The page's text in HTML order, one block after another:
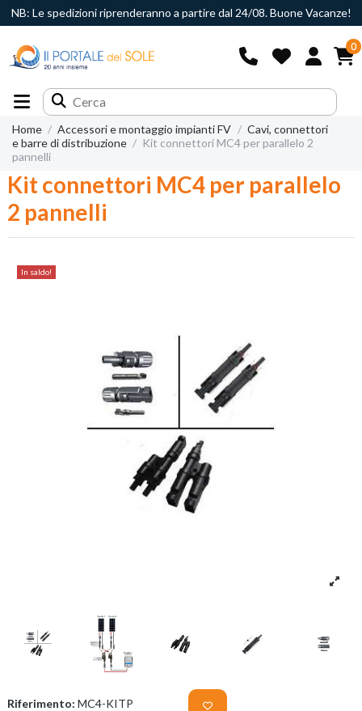
NB: Le spedizioni riprenderanno a partire dal 24/08. Buone Vacanze!
0
Home Accessori e montaggio impianti FV
Cavi, connettori
e barre di distribuzione
Kit connettori MC4 per parallelo 2
pannelli
Kit connettori MC4 per parallelo
2 pannelli
In saldo!
Riferimento: MC4-KITP